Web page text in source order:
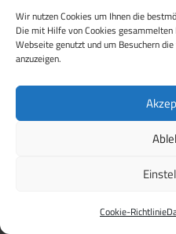
Wir nutzen Cookies um Ihnen die
Die mit Hilfe von Cookies
Webseite genutzt und um Besuchern
anzuzeigen.
Cookie-Richtlinie
Vorheriger Beitrag
Grund zum Feiern: Wir
FrauenBildungsHaus
WordPress Theme: